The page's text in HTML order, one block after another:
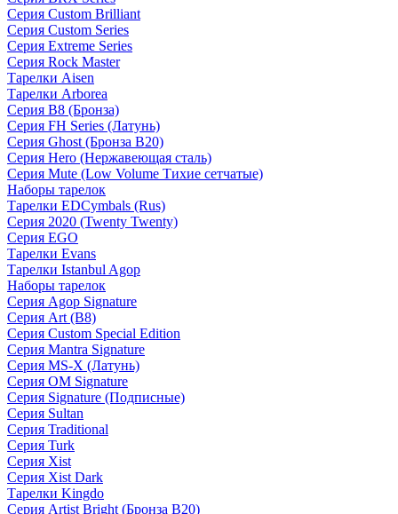
Серия Custom Brilliant
Серия Custom Series
Серия Extreme Series
Серия Rock Master
Тарелки Aisen
Тарелки Arborea
Серия B8 (Бронза)
Серия FH Series (Латунь)
Серия Ghost (Бронза B20)
Серия Hero (Нержавеющая сталь)
Серия Mute (Low Volume Тихие сетчатые)
Наборы тарелок
Тарелки EDCymbals (Rus)
Серия 2020 (Twenty Twenty)
Серия EGO
Тарелки Evans
Тарелки Istanbul Agop
Наборы тарелок
Серия Agop Signature
Серия Art (B8)
Серия Custom Special Edition
Серия Mantra Signature
Серия MS-X (Латунь)
Серия OM Signature
Серия Signature (Подписные)
Серия Sultan
Серия Traditional
Серия Turk
Серия Xist
Серия Xist Dark
Тарелки Kingdo
Серия Artist Bright (Бронза B20)